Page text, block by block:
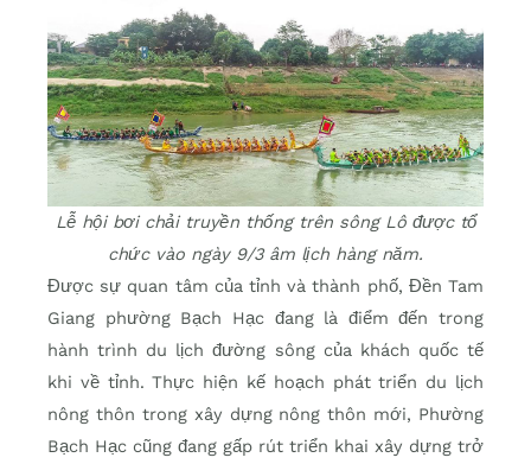
Lễ hội bơi chải truyền thống trên sông Lô được tổ
chức vào ngày 9/3 âm lịch hàng năm.
Được sự quan tâm của tỉnh và thành phố, Đền Tam
Giang phường Bạch Hạc đang là điểm đến trong
hành trình du lịch đường sông của khách quốc tế
khi về tỉnh. Thực hiện kế hoạch phát triển du lịch
nông thôn trong xây dựng nông thôn mới, Phường
Bạch Hạc cũng đang gấp rút triển khai xây dựng trở